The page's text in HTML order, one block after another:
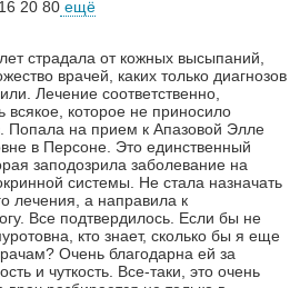
20 80 ещё
страдала от кожных высыпаний,
врачей, каких только диагнозов
Лечение соответственно,
всякое, которое не приносило
Попала на прием к Апазовой Элле
в Персоне. Это единственный
заподозрила заболевание на
системы. Не стала назначать
лечения, а направила к
Все подтвердилось. Если бы не
кто знает, сколько бы я еще
Очень благодарна ей за
и чуткость. Все-таки, это очень